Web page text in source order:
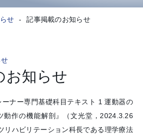
せ 記事掲載のお知らせ
お知らせ
ーナー専門基礎科目テキスト 1 運動器の
動作の機能解剖』（文光堂，2024.3.26
リハビリテーション科長である理学療法